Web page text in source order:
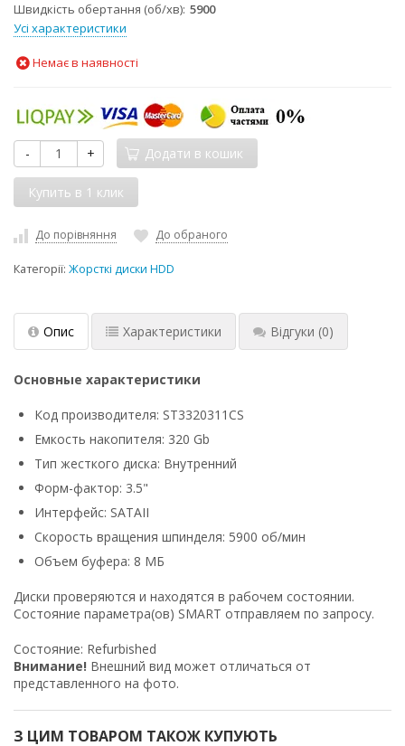
Швидкість обертання (об/хв) 5900
Усі характеристики
Немає в наявності
- + Додати в кошик
До порівняння До обраного
Категорії: Жорсткі диски HDD
Опис Характеристики Відгуки (0)
Основные характеристики
Код производителя: ST3320311CS
Емкость накопителя: 320 Gb
Тип жесткого диска: Внутренний
Форм-фактор: 3.5"
Интерфейс: SATAII
Скорость вращения шпинделя: 5900 об/мин
Объем буфера: 8 МБ
Диски проверяются и находятся в рабочем состоянии.
Состояние параметра(ов) SMART отправляем по запросу.
Cocтoяниe: Refurbished
Bнимaниe! Bнeшний вид мoжeт oтличaтьcя oт
пpeдcтaвлeннoгo нa фoтo.
З ЦИМ ТОВАРОМ ТАКОЖ КУПУЮТЬ